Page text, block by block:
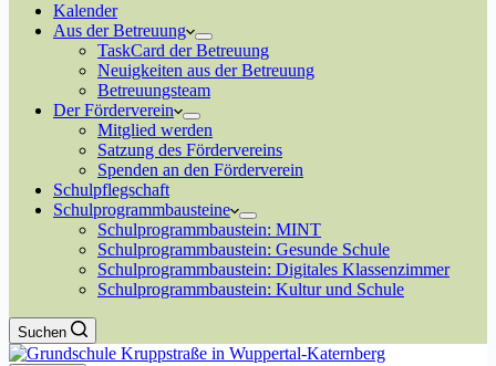
Kalender
Aus der Betreuung
TaskCard der Betreuung
Neuigkeiten aus der Betreuung
Betreuungsteam
Der Förderverein
Mitglied werden
Satzung des Fördervereins
Spenden an den Förderverein
Schulpflegschaft
Schulprogrammbausteine
Schulprogrammbaustein: MINT
Schulprogrammbaustein: Gesunde Schule
Schulprogrammbaustein: Digitales Klassenzimmer
Schulprogrammbaustein: Kultur und Schule
Suchen